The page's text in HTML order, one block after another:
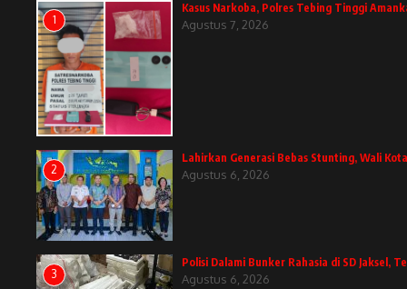
1
Kasus Narkoba, Polres Tebing Tinggi
Agustus 7, 2026
2
Lahirkan Generasi Bebas Stunting, Wali
Agustus 6, 2026
3
Polisi Dalami Bunker Rahasia di SD Jaksel,
Agustus 6, 2026